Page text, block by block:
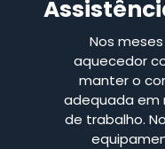
Nos
aquecedor
manter o
adequada em
de trabalho.